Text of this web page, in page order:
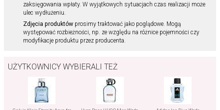
zaksięgowania wpłaty. W wyjątkowych sytuacjach czas realizacji może
ulec wydłużeniu.
Zdjęcia produktówprosimy traktować jako poglądowe. Mogą
występować rozbieżności, np. ze względu na różnice pojemności czy
modyfikacje produktu przez producenta.
UŻYTKOWNICY WYBIERALI TEŻ